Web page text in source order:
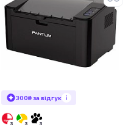
300₴ за відгук